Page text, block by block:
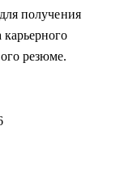
получения
резюме.